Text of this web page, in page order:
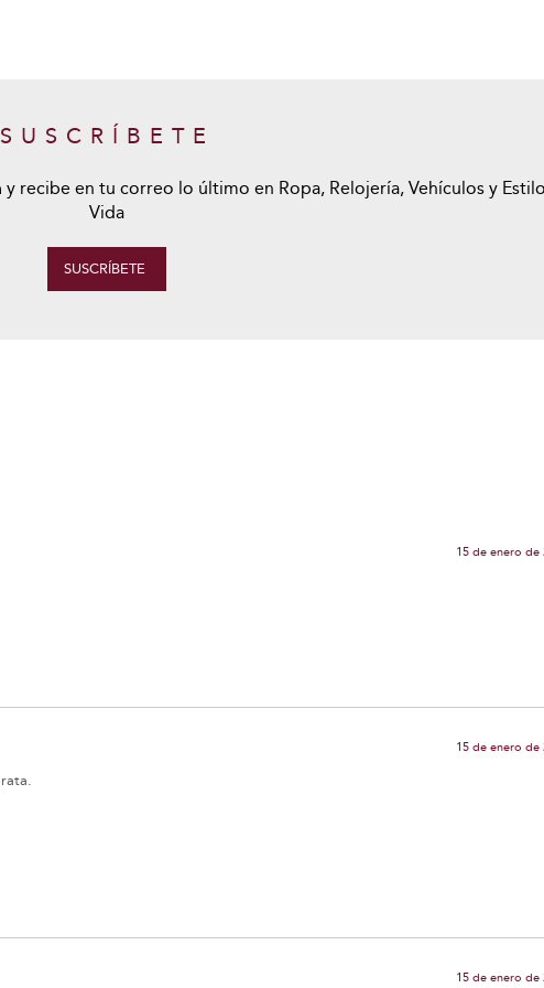
SUSCRÍBETE
y recibe en tu correo lo último en Ropa, Relojería, Vehículos y
Vida
SUSCRÍBETE
15 de enero de
15 de enero de
15 de enero de